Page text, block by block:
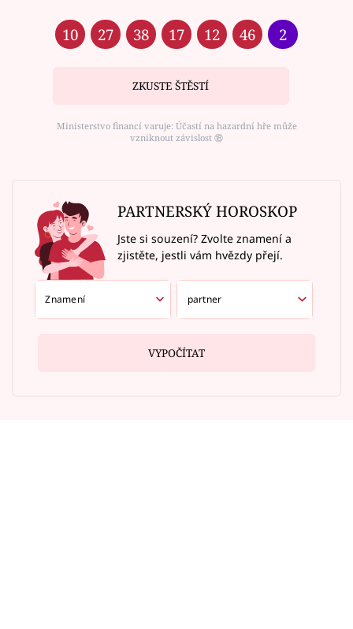
10 27 38 17 12 46 2
ZKUSTE ŠTĚSTÍ
Ministerstvo financí varuje: Účastí na hazardní hře může
vzniknout závislost ⑱
PARTNERSKÝ HOROSKOP
Jste si souzení? Zvolte znamení a
zjistěte, jestli vám hvězdy přejí.
VYPOČÍTAT